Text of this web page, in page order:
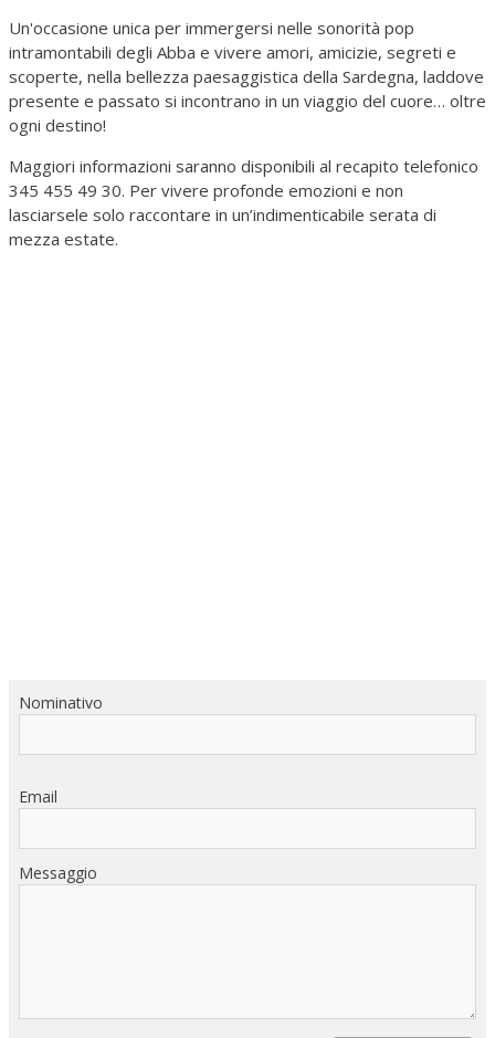
Un'occasione unica per immergersi nelle sonorità pop
intramontabili degli Abba e vivere amori, amicizie, segreti e
scoperte, nella bellezza paesaggistica della Sardegna, laddove
presente e passato si incontrano in un viaggio del cuore… oltre
ogni destino!
Maggiori informazioni saranno disponibili al recapito telefonico
345 455 49 30. Per vivere profonde emozioni e non
lasciarsele solo raccontare in un’indimenticabile serata di
mezza estate.
Nominativo
Email
Messaggio